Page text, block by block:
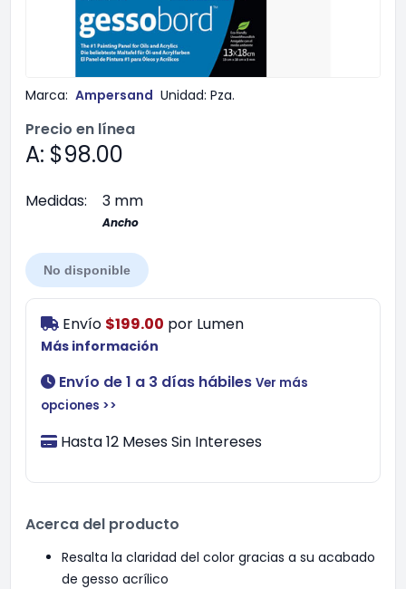
Marca: Ampersand Unidad: Pza.
Precio en línea
A: $98.00
Medidas: 3 mm
Ancho
No disponible
Envío $199.00 por Lumen
Más información
Envío de 1 a 3 días hábiles Ver más
opciones >>
Hasta 12 Meses Sin Intereses
Acerca del producto
Resalta la claridad del color gracias a su acabado
de gesso acrílico